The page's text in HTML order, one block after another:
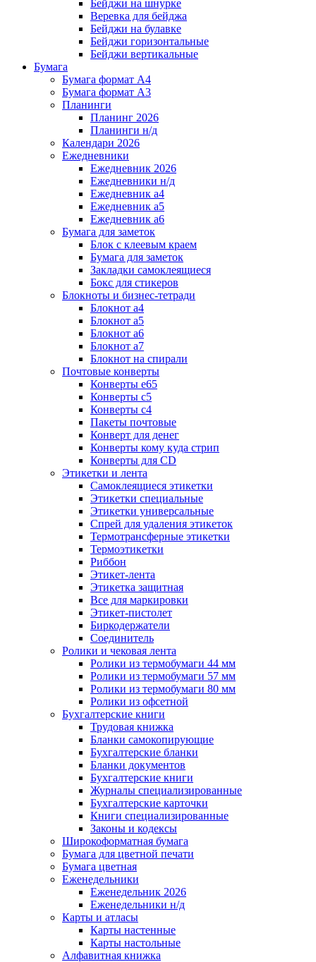
Бейджи на шнурке
Веревка для бейджа
Бейджи на булавке
Бейджи горизонтальные
Бейджи вертикальные
Бумага
Бумага формат А4
Бумага формат А3
Планинги
Планинг 2026
Планинги н/д
Календари 2026
Ежедневники
Ежедневник 2026
Ежедневники н/д
Ежедневник а4
Ежедневник а5
Ежедневник а6
Бумага для заметок
Блок с клеевым краем
Бумага для заметок
Закладки самоклеящиеся
Бокс для стикеров
Блокноты и бизнес-тетради
Блокнот а4
Блокнот а5
Блокнот а6
Блокнот а7
Блокнот на спирали
Почтовые конверты
Конверты е65
Конверты с5
Конверты с4
Пакеты почтовые
Конверт для денег
Конверты кому куда стрип
Конверты для CD
Этикетки и лента
Самоклеящиеся этикетки
Этикетки специальные
Этикетки универсальные
Спрей для удаления этикеток
Термотрансферные этикетки
Термоэтикетки
Риббон
Этикет-лента
Этикетка защитная
Все для маркировки
Этикет-пистолет
Биркодержатели
Соединитель
Ролики и чековая лента
Ролики из термобумаги 44 мм
Ролики из термобумаги 57 мм
Ролики из термобумаги 80 мм
Ролики из офсетной
Бухгалтерские книги
Трудовая книжка
Бланки самокопирующие
Бухгалтерские бланки
Бланки документов
Бухгалтерские книги
Журналы специализированные
Бухгалтерские карточки
Книги специализированные
Законы и кодексы
Широкоформатная бумага
Бумага для цветной печати
Бумага цветная
Еженедельники
Еженедельник 2026
Еженедельники н/д
Карты и атласы
Карты настенные
Карты настольные
Алфавитная книжка